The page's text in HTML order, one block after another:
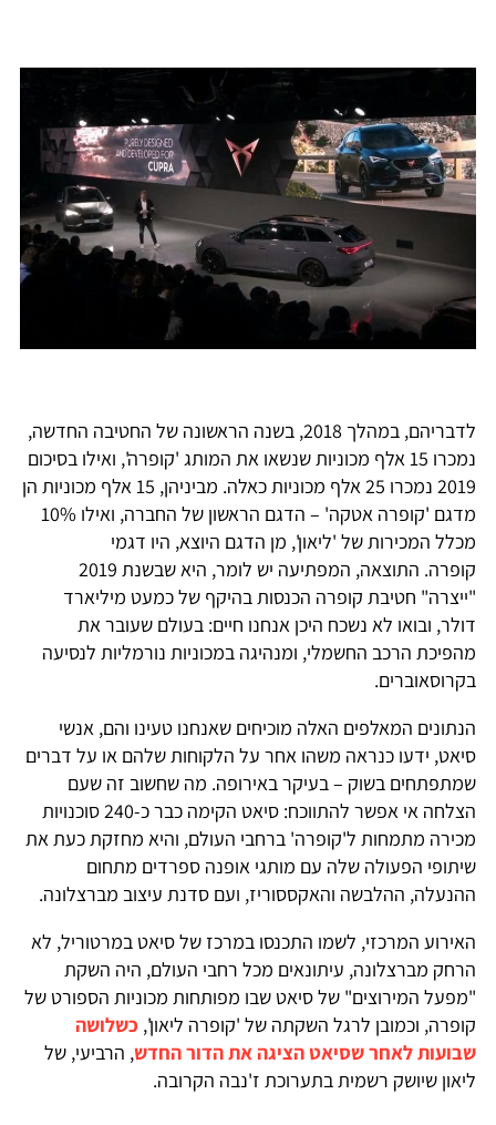
לדבריהם, במהלך 2018, בשנה הראשונה של החטיבה החדשה,
נמכרו 15 אלף מכוניות שנשאו את המותג 'קופרה', ואילו בסיכום
2019 נמכרו 25 אלף מכוניות כאלה. מביניהן, 15 אלף מכוניות הן
מדגם 'קופרה אטקה' – הדגם הראשון של החברה, ואילו 10%
מכלל המכירות של 'ליאון', מן הדגם היוצא, היו דגמי
קופרה. התוצאה, המפתיעה יש לומר, היא שבשנת 2019
"ייצרה" חטיבת קופרה הכנסות בהיקף של כמעט מיליארד
דולר, ובואו לא נשכח היכן אנחנו חיים: בעולם שעובר את
מהפיכת הרכב החשמלי, ומנהיגה במכוניות נורמליות לנסיעה
בקרוסאוברים.
הנתונים המאלפים האלה מוכיחים שאנחנו טעינו והם, אנשי
סיאט, ידעו כנראה משהו אחר על הלקוחות שלהם או על דברים
שמתפתחים בשוק – בעיקר באירופה. מה שחשוב זה שעם
הצלחה אי אפשר להתווכח: סיאט הקימה כבר כ-240 סוכנויות
מכירה מתמחות ל'קופרה' ברחבי העולם, והיא מחזקת כעת את
שיתופי הפעולה שלה עם מותגי אופנה ספרדים מתחום
ההנעלה, ההלבשה והאקססוריז, ועם סדנת עיצוב מברצלונה.
האירוע המרכזי, לשמו התכנסו במרכז של סיאט במרטוריל, לא
הרחק מברצלונה, עיתונאים מכל רחבי העולם, היה השקת
"מפעל המירוצים" של סיאט שבו מפותחות מכוניות הספורט של
קופרה, וכמובן לרגל השקתה של 'קופרה ליאון', כשלושה
שבועות לאחר שסיאט הציגה את הדור החדש, הרביעי, של
ליאון שיושק רשמית בתערוכת ז'נבה הקרובה.